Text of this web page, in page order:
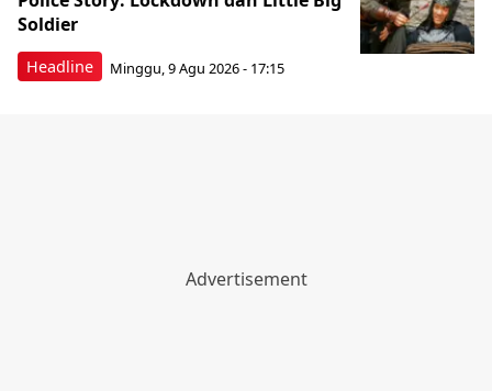
Headline
Soldier
Minggu, 9 Agu 2026 - 17:15